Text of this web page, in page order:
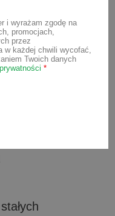
? Jak
dla
w
i wyrażam zgodę na
promocjach,
przez
w każdej chwili wycofać,
Twoich danych
*